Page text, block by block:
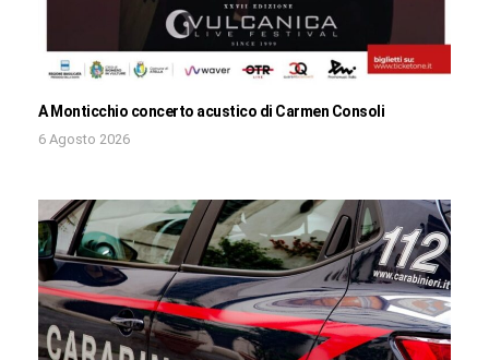
A Monticchio concerto acustico di Carmen Consoli
6 Agosto 2026